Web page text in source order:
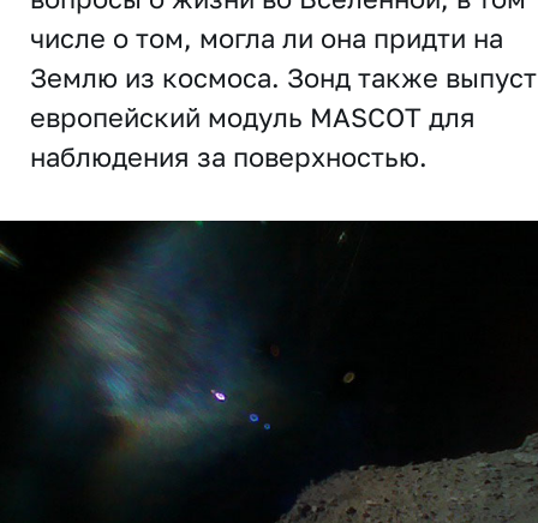
числе о том, могла ли она придти на
Землю из космоса. Зонд также
европейский модуль MASCOT для
наблюдения за поверхностью.